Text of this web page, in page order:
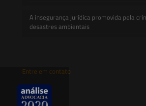
A insegurança jurídica promovida pela
desastres ambientais
Entre em contato
contato@saesadvogados.com.br